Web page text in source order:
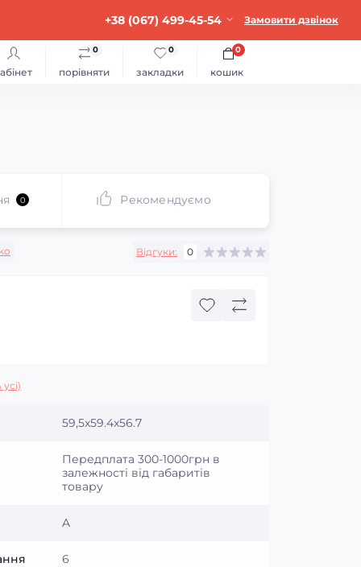
+38 (067) 499-45-54 Замовити дзвінок
порівняти
0
закладки
0
кошик
0
0 Рекомендуємо
Відгуки: 0
59,5x59.4x56.7
Передплата 300-1000грн в
залежності від габаритів
товару
A
6